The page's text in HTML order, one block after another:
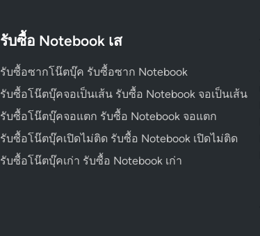
รับซื้อ Notebook เส
รับซื้อซากโน๊ตบุ๊ค รับซื้อซาก Notebook
รับซื้อโน๊ตบุ๊คจอเป็นเส้น รับซื้อ Notebook จอเป็นเส้น
รับซื้อโน๊ตบุ๊คจอแตก รับซื้อ Notebook จอแตก
รับซื้อโน๊ตบุ๊คเปิดไม่ติด รับซื้อ Notebook เปิดไม่ติด
รับซื้อโน๊ตบุ๊คเก่า รับซื้อ Notebook เก่า